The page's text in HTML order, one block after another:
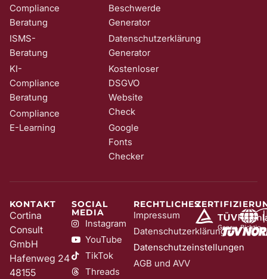
Compliance
Beratung
ISMS-
Beratung
KI-
Compliance
Beratung
Compliance
E-Learning
Beschwerde
Generator
Datenschutzerklärung
Generator
Kostenloser
DSGVO
Website
Check
Google
Fonts
Checker
KONTAKT
Cortina
Consult
GmbH
Hafenweg 24
48155
SOCIAL
MEDIA
Instagram
YouTube
TikTok
Threads
RECHTLICHES
Impressum
Datenschutzerklärung
Datenschutzeinstellungen
AGB und AVV